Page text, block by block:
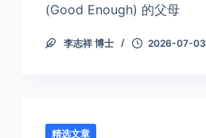
(Good Enough) 的父母
李志祥 博士 2026-07-03
精选文章